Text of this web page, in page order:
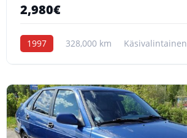
2,980€
1997 328,000 km Käsivalintainen